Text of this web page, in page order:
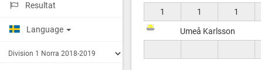
Resultat
Language
1
1 1
Umeå Karlsson